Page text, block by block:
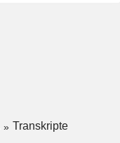
Transkripte